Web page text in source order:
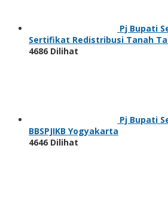
Pj Bupati
Sertifikat Redistribusi Tanah
4686 Dilihat
Pj Bupati
BBSPJIKB Yogyakarta
4646 Dilihat